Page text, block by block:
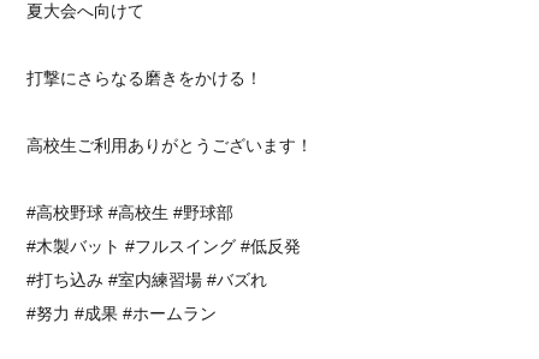
夏大会へ向けて
打撃にさらなる磨きをかける！
高校生ご利用ありがとうございます！
#高校野球 #高校生 #野球部
#木製バット #フルスイング #低反発
#打ち込み #室内練習場 #バズれ
#努力 #成果 #ホームラン